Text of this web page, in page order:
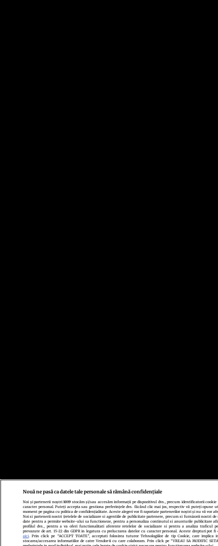
Nouă ne pasă ca datele tale personale să rămână confidențiale
Noi și partenerii noștri1019 stocăm și/sau accesăm informații pe dispozitivul dvs., precum identificatorii
caracter personal. Puteți accepta sau gestiona preferințele dvs. făcând clic mai jos, respectiv vă puteți opune
moment pe pagina cu politica de confidențialitate. Aceste alegeri vor fi raportate partenerilor noștri și nu vă vor
Noi si partenerii nostri (retelele de socializare si agentiile de publicitate partenere, precum si furnizorii nostri de
date pentru a permite website-ului sa functioneze, pentru a personaliza continutul si anunturile publicitare
profilul dvs., pentru a va oferi functionalitati aferente retelelor de socializare si pentru a analiza traficul
prevazute de art. 15-22 din GDPR in legatura cu prelucrarea datelor cu caracter personal. Aceste drepturi pot
aici . Prin click pe “ACCEPT TOATE”, acceptati folosirea tuturor Tehnologiilor de tip Cookie, care
stocarea/accesarea informatiilor de catre Vendor-ii cu care colaboram. Prin click pe “VREAU SA MODIFIC